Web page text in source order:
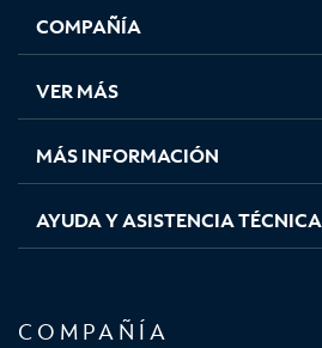
abre
en
pestaña
nueva
abre
en
pestaña
nueva
abre
en
pestaña
nueva
en
nueva
COMPAÑÍA
VER MÁS
MÁS INFORMACIÓN
AYUDA Y ASISTENCIA TÉCNICA
COMPAÑÍA